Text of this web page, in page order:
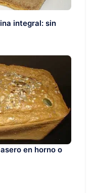
integral: sin
en horno o